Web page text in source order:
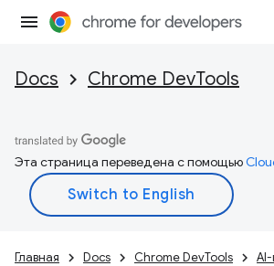
Docs Chrome DevTools
Эта страница переведена с помощью
Главная Docs Chrome DevTools